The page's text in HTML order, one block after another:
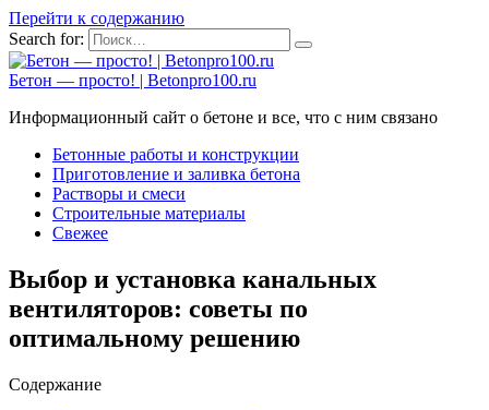
Перейти к содержанию
Search for:
Бетон — просто! | Betonpro100.ru
Информационный сайт о бетоне и все, что с ним связано
Бетонные работы и конструкции
Приготовление и заливка бетона
Растворы и смеси
Строительные материалы
Свежее
Выбор и установка канальных
вентиляторов: советы по
оптимальному решению
Содержание